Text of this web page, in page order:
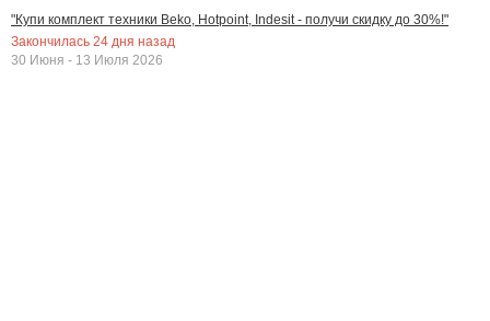
"Купи комплект техники Beko, Hotpoint, Indesit - получи скидку до 30%!"
Закончилась 24 дня назад
30 Июня - 13 Июля 2026